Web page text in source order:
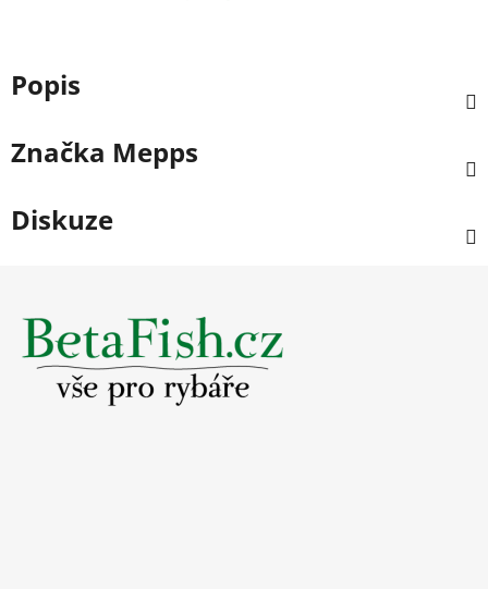
Popis
Značka Mepps
Diskuze